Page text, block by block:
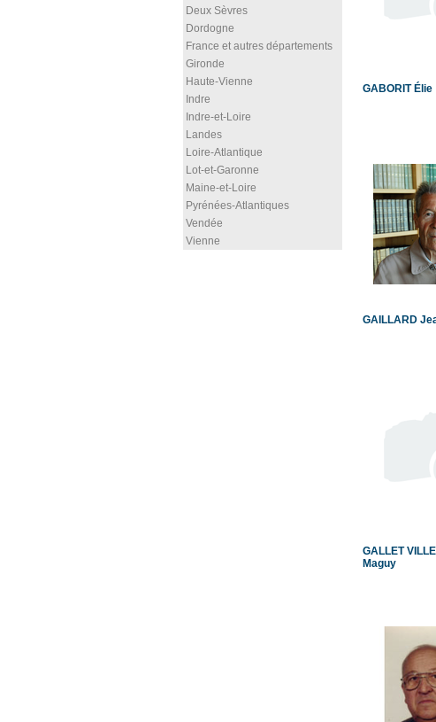
Deux Sèvres
Dordogne
France et autres départements
Gironde
Haute-Vienne
Indre
Indre-et-Loire
Landes
Loire-Atlantique
Lot-et-Garonne
Maine-et-Loire
Pyrénées-Atlantiques
Vendée
Vienne
GABORIT Élie
GAILLARD
GALLET
Maguy